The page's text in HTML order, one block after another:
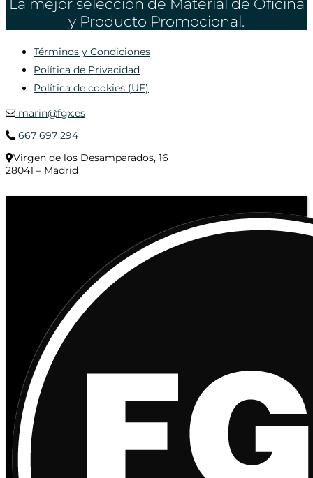
La mejor selección de Material de Oficina
y Producto Promocional.
Términos y Condiciones
Política de Privacidad
Política de cookies (UE)
marin@fgx.es
667 697 294
Virgen de los Desamparados, 16
28041 – Madrid